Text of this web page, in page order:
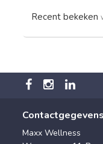
Recent bekeken
Contactgegevens
Maxx Wellness